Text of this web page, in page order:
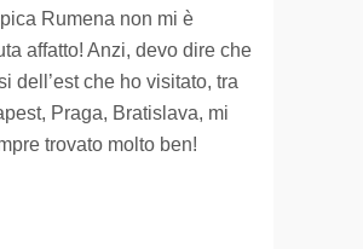
Rumena non mi è
affatto! Anzi, devo dire che
dell’est che ho visitato, tra
Praga, Bratislava, mi
trovato molto ben!